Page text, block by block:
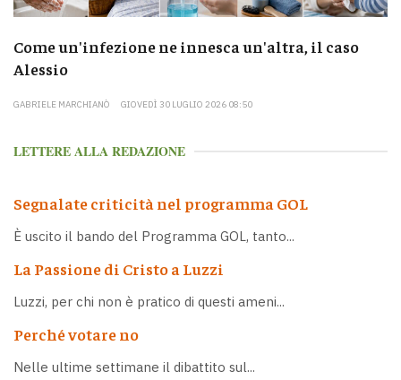
Come un'infezione ne innesca un'altra, il caso
Alessio
GABRIELE MARCHIANÒ GIOVEDÌ 30 LUGLIO 2026 08:50
LETTERE ALLA REDAZIONE
Segnalate criticità nel programma GOL
È uscito il bando del Programma GOL, tanto...
La Passione di Cristo a Luzzi
Luzzi, per chi non è pratico di questi ameni...
Perché votare no
Nelle ultime settimane il dibattito sul...